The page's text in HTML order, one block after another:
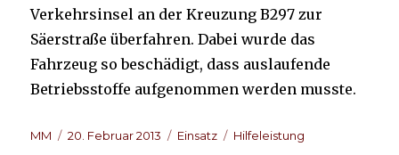
Verkehrsinsel an der Kreuzung B297 zur
Säerstraße überfahren. Dabei wurde das
Fahrzeug so beschädigt, dass auslaufende
Betriebsstoffe aufgenommen werden musste.
Autor
MM
Veröffentlicht
20. Februar 2013 Kategorien
Einsatz Schlagwörter
Hilfeleistung